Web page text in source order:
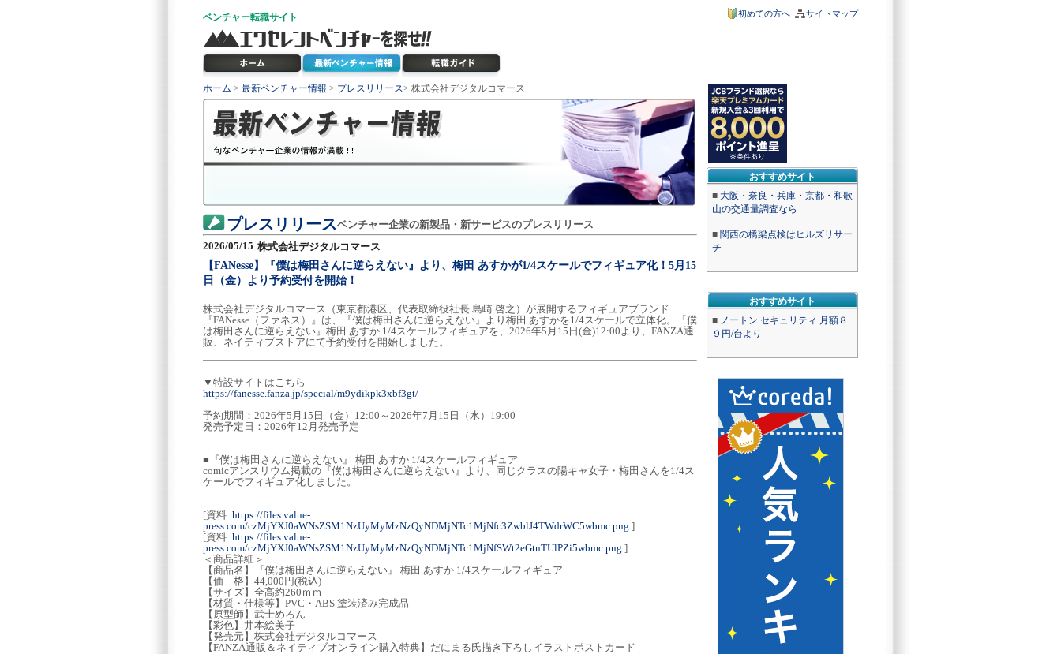
ベンチャー転職サイト サイトマップ
初めての方へ
おすすめサイト
■ 大阪・奈良・兵庫・京都・和歌
山の交通量調査なら
■ 関西の橋梁点検はヒルズリサー
チ
おすすめサイト
■ ノートン セキュリティ 月額８
９円/台より
ホーム > 最新ベンチャー情報 > プレスリリース> 株式会社デジタルコマース
プレスリリースベンチャー企業の新製品・新サービスのプレスリリース
2026/05/15 株式会社デジタルコマース
【FANesse】『僕は梅田さんに逆らえない』より、梅田 あすかが1/4スケールでフィギュア化！5月15
日（金）より予約受付を開始！
株式会社デジタルコマース（東京都港区、代表取締役社長 島崎 啓之）が展開するフィギュアブランド
『FANesse（ファネス）』は、『僕は梅田さんに逆らえない』より梅田 あすかを1/4スケールで立体化。『僕
は梅田さんに逆らえない』梅田 あすか 1/4スケールフィギュアを、2026年5月15日(金)12:00より、FANZA通
販、ネイティブストアにて予約受付を開始しました。
▼特設サイトはこちら
https://fanesse.fanza.jp/special/m9ydikpk3xbf3gt/
予約期間：2026年5月15日（金）12:00～2026年7月15日（水）19:00
発売予定日：2026年12月発売予定
■『僕は梅田さんに逆らえない』 梅田 あすか 1/4スケールフィギュア
comicアンスリウム掲載の『僕は梅田さんに逆らえない』より、同じクラスの陽キャ女子・梅田さんを1/4ス
ケールでフィギュア化しました。
[資料: https://files.value-
press.com/czMjYXJ0aWNsZSM1NzUyMyMzNzQyNDMjNTc1MjNfc3ZwblJ4TWdrWC5wbmc.png ]
[資料: https://files.value-
press.com/czMjYXJ0aWNsZSM1NzUyMyMzNzQyNDMjNTc1MjNfSWt2eGtnTUlPZi5wbmc.png ]
＜商品詳細＞
【商品名】『僕は梅田さんに逆らえない』 梅田 あすか 1/4スケールフィギュア
【価 格】44,000円(税込)
【サイズ】全高約260ｍｍ
【材質・仕様等】PVC・ABS 塗装済み完成品
【原型師】武士めろん
【彩色】井本絵美子
【発売元】株式会社デジタルコマース
【FANZA通販＆ネイティブオンライン購入特典】だにまる氏描き下ろしイラストポストカード